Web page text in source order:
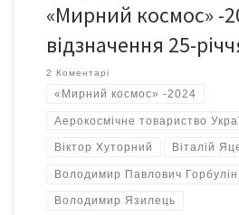
«Мирний космос» -
відзначення 25-
2 Коментарі
«Мирний космос» -2024
Аерокосмічне товариство
Віктор Хуторний Віталій
Володимир Павлович Горбулін
Володимир Язилець